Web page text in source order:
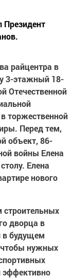
Президент
райцентра в
3-этажный 18-
Отечественной
торжественной
Перед тем,
объект, 86-
войны Елена
Елена
нового
строительных
дворца в
в будущем
чтобы нужных
эффективно